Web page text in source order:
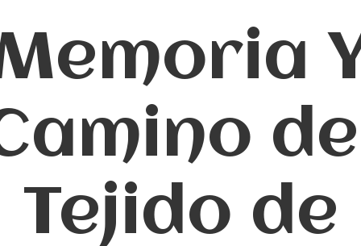
Tejido de